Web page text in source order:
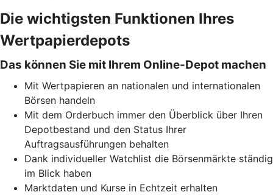
Die wichtigsten Funktionen Ihres
Wertpapierdepots
Das können Sie mit Ihrem Online-Depot machen
Mit Wertpapieren an nationalen und internationalen
Börsen handeln
Mit dem Orderbuch immer den Überblick über Ihren
Depotbestand und den Status Ihrer
Auftragsausführungen behalten
Dank individueller Watchlist die Börsenmärkte ständig
im Blick haben
Marktdaten und Kurse in Echtzeit erhalten